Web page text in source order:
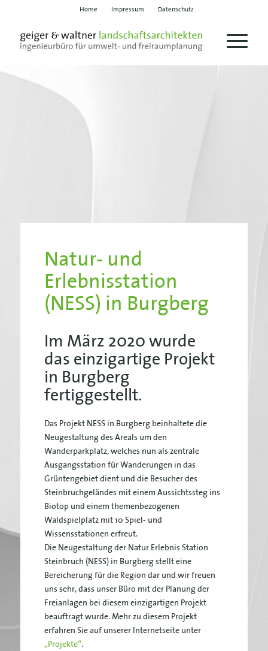
Home Impressum Datenschutz
Natur- und
Erlebnisstation
(NESS) in Burgberg
Im März 2020 wurde
das einzigartige Projekt
in Burgberg
fertiggestellt.
Das Projekt NESS in Burgberg beinhaltete die
Neugestaltung des Areals um den
Wanderparkplatz, welches nun als zentrale
Ausgangsstation für Wanderungen in das
Grüntengebiet dient und die Besucher des
Steinbruchgeländes mit einem Aussichtssteg ins
Biotop und einem themenbezogenen
Waldspielplatz mit 10 Spiel- und
Wissensstationen erfreut.
Die Neugestaltung der Natur Erlebnis Station
Steinbruch (NESS) in Burgberg stellt eine
Bereicherung für die Region dar und wir freuen
uns sehr, dass unser Büro mit der Planung der
Freianlagen bei diesem einzigartigen Projekt
beauftragt wurde. Mehr zu diesem Projekt
erfahren Sie auf unserer Internetseite unter
„Projekte“.